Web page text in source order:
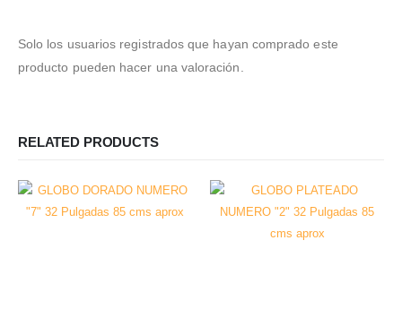
Solo los usuarios registrados que hayan comprado este
producto pueden hacer una valoración.
RELATED PRODUCTS